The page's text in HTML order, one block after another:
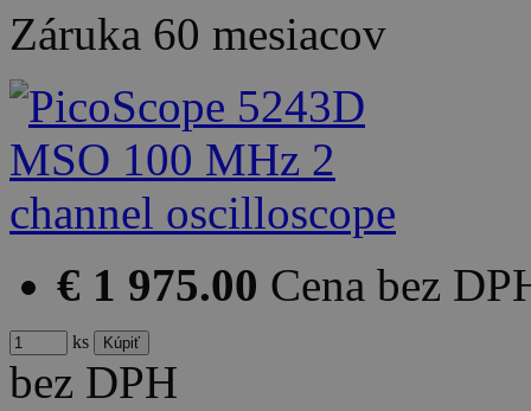
Záruka 60 mesiacov
€ 1 975.00 Cena bez
ks
bez DPH